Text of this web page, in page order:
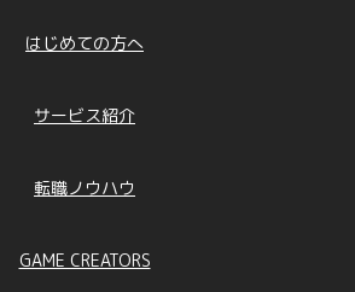
はじめての方へ
サービス紹介
転職ノウハウ
GAME CREATORS